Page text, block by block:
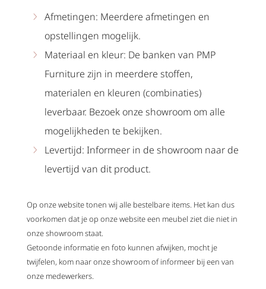
Afmetingen: Meerdere afmetingen en
opstellingen mogelijk.
Materiaal en kleur: De banken van PMP
Furniture zijn in meerdere stoffen,
materialen en kleuren (combinaties)
leverbaar. Bezoek onze showroom om alle
mogelijkheden te bekijken.
Levertijd: Informeer in de showroom naar de
levertijd van dit product.
Op onze website tonen wij alle bestelbare items. Het kan dus
voorkomen dat je op onze website een meubel ziet die niet in
onze showroom staat.
Getoonde informatie en foto kunnen afwijken, mocht je
twijfelen, kom naar onze showroom of informeer bij een van
onze medewerkers.